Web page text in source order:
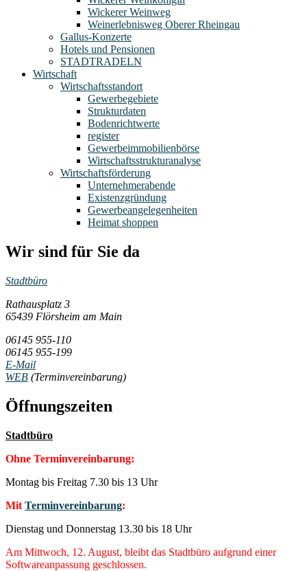
Wickerer Weinweg
Weinerlebnisweg Oberer Rheingau
Gallus-Konzerte
Hotels und Pensionen
STADTRADELN
Wirtschaft
Wirtschaftsstandort
Gewerbegebiete
Strukturdaten
Bodenrichtwerte
register
Gewerbeimmobilienbörse
Wirtschaftsstrukturanalyse
Wirtschaftsförderung
Unternehmerabende
Existenzgründung
Gewerbeangelegenheiten
Heimat shoppen
Wir sind für Sie da
Stadtbüro
Rathausplatz 3
65439 Flörsheim am Main
06145 955-110
06145 955-199
E-Mail
WEB (Terminvereinbarung)
Öffnungszeiten
Stadtbüro
Ohne Terminvereinbarung:
Montag bis Freitag 7.30 bis 13 Uhr
Mit Terminvereinbarung:
Dienstag und Donnerstag 13.30 bis 18 Uhr
Am Mittwoch, 12. August, bleibt das Stadtbüro aufgrund einer
Softwareanpassung geschlossen.